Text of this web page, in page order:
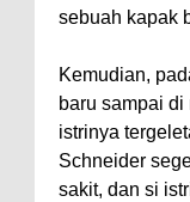
sebuah kapak
Kemudian,
baru sampai
istrinya
Schneider
sakit, dan si